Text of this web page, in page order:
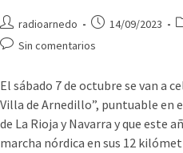
radioarnedo 14/09/2023
Sin comentarios
El sábado 7 de octubre se van a
Villa de Arnedillo”, puntuable en
de La Rioja y Navarra y que este
marcha nórdica en sus 12